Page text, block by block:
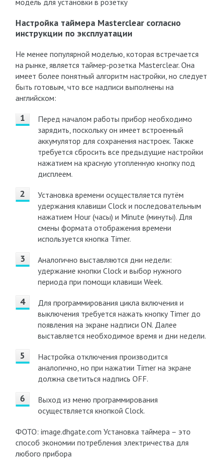
модель для установки в розетку
Настройка таймера Masterclear согласно
инструкции по эксплуатации
Не менее популярной моделью, которая встречается
на рынке, является таймер-розетка Masterclear. Она
имеет более понятный алгоритм настройки, но следует
быть готовым, что все надписи выполнены на
английском:
Перед началом работы прибор необходимо
зарядить, поскольку он имеет встроенный
аккумулятор для сохранения настроек. Также
требуется сбросить все предыдущие настройки
нажатием на красную утопленную кнопку под
дисплеем.
Установка времени осуществляется путём
удержания клавиши Clock и последовательным
нажатием Hour (часы) и Minute (минуты). Для
смены формата отображения времени
используется кнопка Timer.
Аналогично выставляются дни недели:
удержание кнопки Clock и выбор нужного
периода при помощи клавиши Week.
Для программирования цикла включения и
выключения требуется нажать кнопку Timer до
появления на экране надписи ON. Далее
выставляется необходимое время и дни недели.
Настройка отключения производится
аналогично, но при нажатии Timer на экране
должна светиться надпись OFF.
Выход из меню программирования
осуществляется кнопкой Clock.
ФОТО: image.dhgate.com Установка таймера – это
способ экономии потребления электричества для
любого прибора